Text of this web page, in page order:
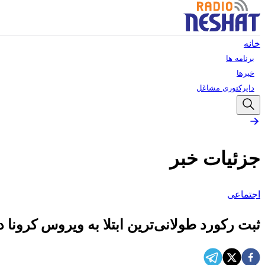
خانه
برنامه ها
خبرها
دایرکتوری مشاغل
جزئیات خبر
اجتماعی
ثبت رکورد طولانی‌ترین ابتلا به ویروس کرونا